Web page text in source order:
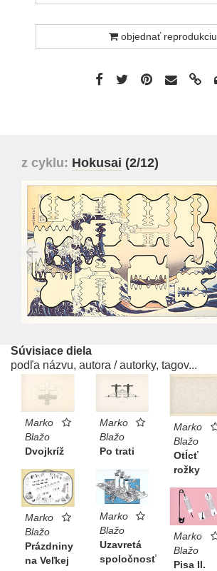
objednať reprodukciu
z cyklu: Hokusai (2/12)
Súvisiace diela
podľa názvu, autora / autorky, tagov...
Marko
Blažo
Dvojkríž
Marko
Blažo
Po trati
Marko
Blažo
Otĺcť
rožky
Marko
Blažo
Uzavretá
spoločnosť
Marko
Blažo
Prázdniny
na Veľkej
Marko
Blažo
Pisa II.